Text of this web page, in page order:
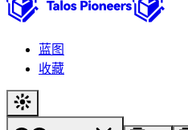
蓝图
收藏